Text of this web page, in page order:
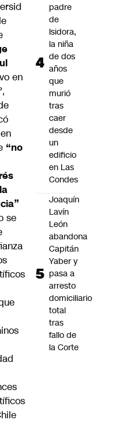
en
,
“no
se
padre
de
Isidora,
la niña
de dos
años
que
murió
tras
caer
desde
un
edificio
en Las
Condes
Joaquín
Lavín
León
abandona
Capitán
Yaber y
pasa a
arresto
domiciliario
total
tras
fallo de
la Corte